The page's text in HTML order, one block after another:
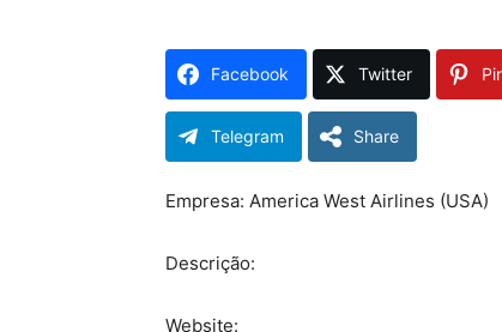
Facebook Twitter
Telegram Share
Empresa: America West Airlines (USA)
Descrição:
Website: